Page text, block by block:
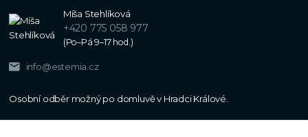
Míša Stehlíková
+420 775 058 977
(Po–Pá 9–17 hod.)
info@estemia.cz